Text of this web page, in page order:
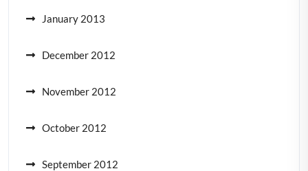
January 2013
December 2012
November 2012
October 2012
September 2012